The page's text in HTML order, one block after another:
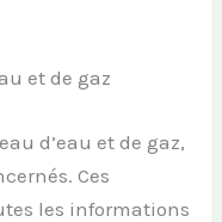
et de gaz
d’eau et de gaz,
Ces
les informations